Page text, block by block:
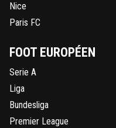
Nice
Paris FC
FOOT EUROPÉEN
Serie A
Liga
Bundesliga
Premier League